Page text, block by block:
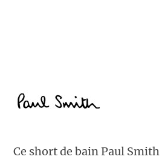
Ce short de bain Paul